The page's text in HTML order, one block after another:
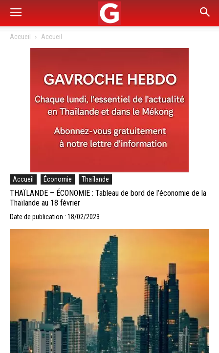
Accueil Accueil
Accueil Économie Thaïlande
THAÏLANDE – ÉCONOMIE : Tableau de bord de l’économie de la
Thaïlande au 18 février
Date de publication : 18/02/2023